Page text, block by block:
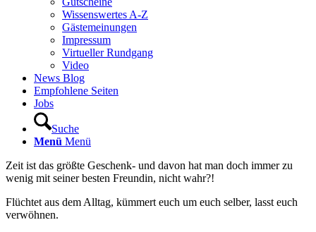
Wissenswertes A-Z
Gästemeinungen
Impressum
Virtueller Rundgang
Video
News Blog
Empfohlene Seiten
Jobs
Suche
Menü Menü
Zeit ist das größte Geschenk- und davon hat man doch immer zu
wenig mit seiner besten Freundin, nicht wahr?!
Flüchtet aus dem Alltag, kümmert euch um euch selber, lasst euch
verwöhnen.